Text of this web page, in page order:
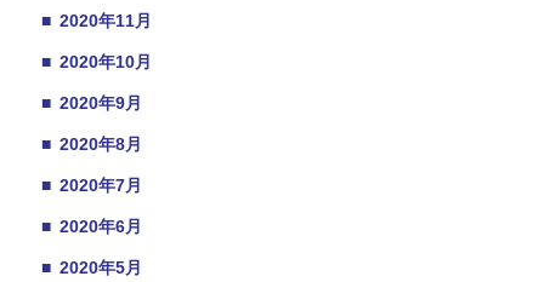
■ 2020年11月
■ 2020年10月
■ 2020年9月
■ 2020年8月
■ 2020年7月
■ 2020年6月
■ 2020年5月